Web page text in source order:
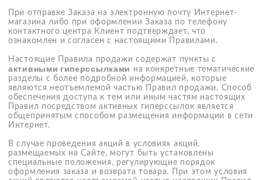
акций, преимущество имеют условия акции в отношении
акционного Товара.
Настоящим Клиент уведомляется о том, что на сайте
Интернет-магазина могут иметь место технические
ошибки, в том числе: на сайте Интернет-магазина
такой Товар отсутствует; на сайте отображена
некорректная стоимость Товара и др. В случае
технической ошибки Продавец уведомляет Клиента
о невозможности выполнить Заказ в связи с возникшими
техническими ошибками и отменяет (аннулирует Заказ)
либо предлагает Клиенту иные варианты Заказа.
2. Определения условий
Продавец — Общество с ограниченной ответственностью
«РИДА Косметикс», ОГРН 1 167 746 579 857, ИНН 7 736
269 892, адрес места регистрации (места фактического
нахождения): г. Москва, ул. Косыгина, д. 5, офис 5.
имеющее намерение заказать или приобрести либо
заказывающее (приобретающее), либо указанное
в качестве получателя Товара в Интернет-магазине
Продавца или использующее Товары исключительно для
личных, семейных, домашних и иных нужд, не связанных
с осуществлением предпринимательской деятельности.